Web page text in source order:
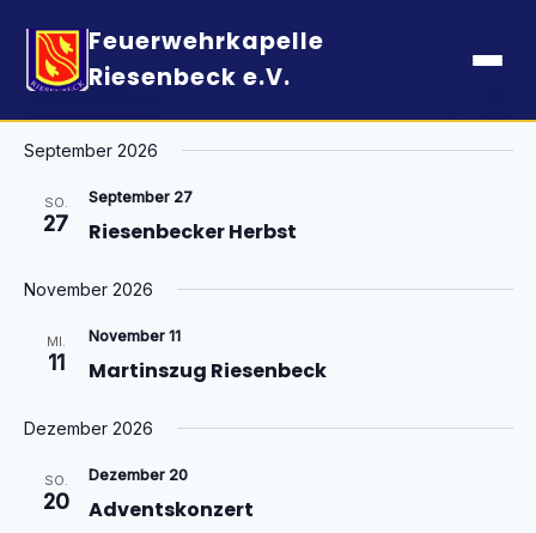
Feuerwehrkapelle
Riesenbeck e.V.
Veranstaltungen
Suche
und
Anstehend
wählen.
September 2026
SO.
27 Riesenbecker Herbst
September 27
November 2026
MI.
11 Martinszug Riesenbeck
November 11
Dezember 2026
SO.
20 Adventskonzert
Dezember 20